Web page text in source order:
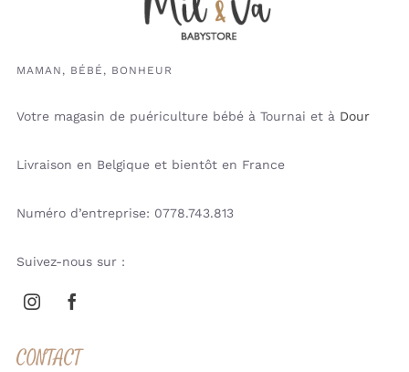
MAMAN, BÉBÉ, BONHEUR
Votre magasin de puériculture bébé à Tournai et à Dour
Livraison en Belgique et bientôt en France
Numéro d’entreprise: 0778.743.813
Suivez-nous sur :
CONTACT